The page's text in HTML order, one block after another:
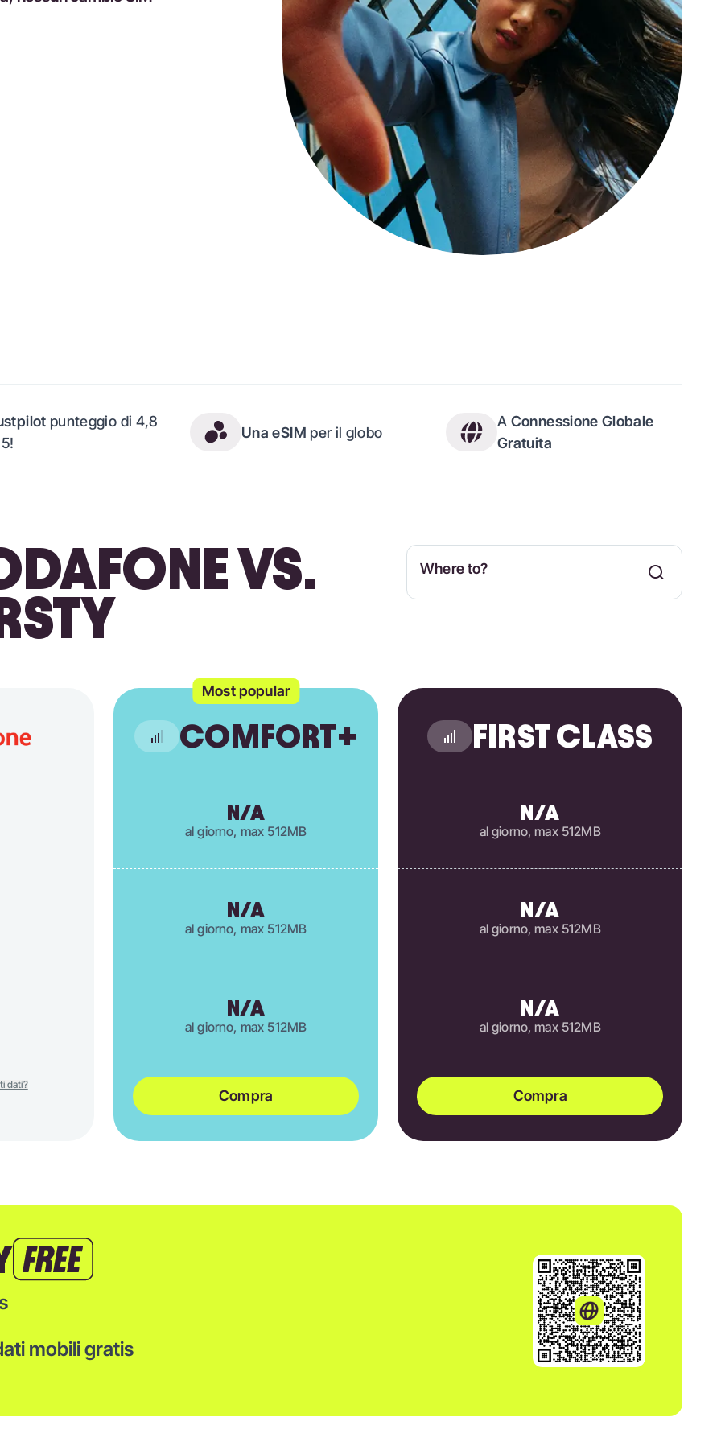
punteggio di 4,8
Una eSIM per il globo
A Connessione Globale
Gratuita
VS. Where to?
dati?
Most popular
COMFORT+
N/A
al giorno, max 512MB
N/A
al giorno, max 512MB
N/A
al giorno, max 512MB
Compra
FIRST CLASS
N/A
al giorno, max 512MB
N/A
al giorno, max 512MB
N/A
al giorno, max 512MB
Compra
mobili gratis